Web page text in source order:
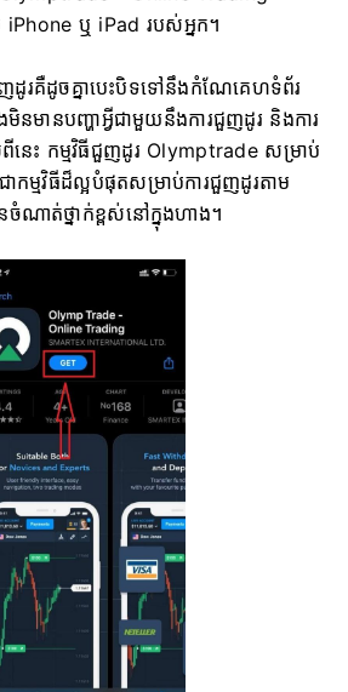
ឬ iPad របស់អ្នក។
ដូរគឺដូចគ្នាបេះបិទទៅនឹងកំណែគេហទំព័រ
នមានបញ្ហាអ្វីជាមួយនឹងការជួញដូរ និងការ
ពីនេះ កម្មវិធីជួញដូរ Olymptrade សម្រាប់
ាកម្មវិធីដ៏ល្អបំផុតសម្រាប់ការជួញដូរតាម
ចំណាត់ថ្នាក់ខ្ពស់នៅក្នុងហាង។